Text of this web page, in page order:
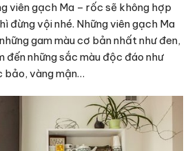
viên gạch Ma – rốc sẽ không hợp
đừng vội nhé. Những viên gạch Ma
gam màu cơ bản nhất như đen,
đến những sắc màu độc đáo như
bảo, vàng mận…